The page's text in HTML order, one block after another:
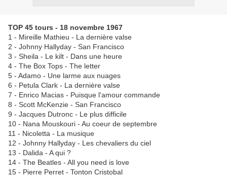
TOP 45 tours - 18 novembre 1967
1 - Mireille Mathieu - La dernière valse
2 - Johnny Hallyday - San Francisco
3 - Sheila - Le kilt - Dans une heure
4 - The Box Tops - The letter
5 - Adamo - Une larme aux nuages
6 - Petula Clark - La dernière valse
7 - Enrico Macias - Puisque l'amour commande
8 - Scott McKenzie - San Francisco
9 - Jacques Dutronc - Le plus difficile
10 - Nana Mouskouri - Au coeur de septembre
11 - Nicoletta - La musique
12 - Johnny Hallyday - Les chevaliers du ciel
13 - Dalida - A qui ?
14 - The Beatles - All you need is love
15 - Pierre Perret - Tonton Cristobal